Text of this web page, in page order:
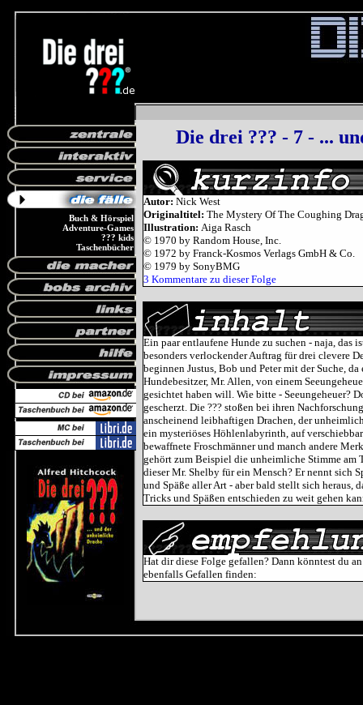
Buch & Hörspiel
Adventure-Games
??? kids
Taschenbücher
Die drei ??? - 7 - ...
Autor: Nick West
Originaltitel: The Mystery Of The Coughing
Illustration: Aiga Rasch
© 1970 by Random House, Inc.
© 1972 by Franck-Kosmos Verlags GmbH & Co.
© 1979 by SonyBMG
3 Kommentare zu dieser Folge
Ein paar entlaufene Hunde zu suchen - naja, das
besonders verlockender Auftrag für drei clevere
beginnen Justus, Bob und Peter mit der Suche,
Hundebesitzer, Mr. Allen, von einem
gesichtet haben will. Wie bitte - Seeungeheuer?
gescherzt. Die ??? stoßen bei ihren
anscheinend leibhaftigen Drachen, der
ein mysteriöses Höhlenlabyrinth, auf
bewaffnete Froschmänner und manch andere
gehört zum Beispiel die unheimliche Stimme am
dieser Mr. Shelby für ein Mensch? Er nennt sich
und Späße aller Art - aber bald stellt sich heraus,
Tricks und Späßen entschieden zu weit gehen
Hat dir diese Folge gefallen? Dann könntest du
ebenfalls Gefallen finden: